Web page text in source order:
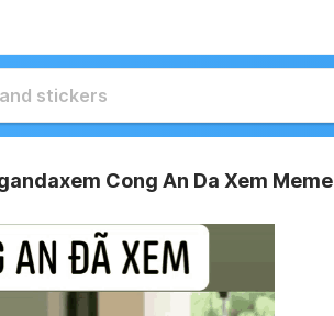
Cong An Da Xem Meme